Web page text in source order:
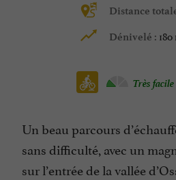
Distance
Dénivelé :
Très facile
Un beau parcours
sans difficulté, avec un
sur l’entrée de la vallée